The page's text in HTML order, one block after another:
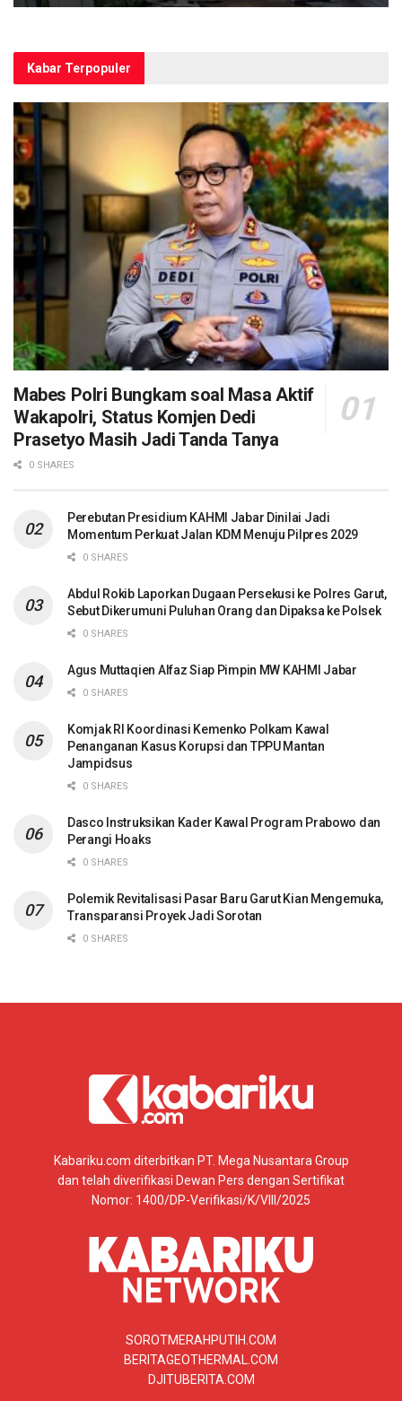
Kabar Terpopuler
Mabes Polri Bungkam soal Masa Aktif
Wakapolri, Status Komjen Dedi
Prasetyo Masih Jadi Tanda Tanya
0 SHARES
Perebutan Presidium KAHMI Jabar Dinilai Jadi
Momentum Perkuat Jalan KDM Menuju Pilpres 2029
0 SHARES
Abdul Rokib Laporkan Dugaan Persekusi ke Polres Garut,
Sebut Dikerumuni Puluhan Orang dan Dipaksa ke Polsek
0 SHARES
Agus Muttaqien Alfaz Siap Pimpin MW KAHMI Jabar
0 SHARES
Komjak RI Koordinasi Kemenko Polkam Kawal
Penanganan Kasus Korupsi dan TPPU Mantan
Jampidsus
0 SHARES
Dasco Instruksikan Kader Kawal Program Prabowo dan
Perangi Hoaks
0 SHARES
Polemik Revitalisasi Pasar Baru Garut Kian Mengemuka,
Transparansi Proyek Jadi Sorotan
0 SHARES
Kabariku.com diterbitkan PT. Mega Nusantara Group
dan telah diverifikasi Dewan Pers dengan Sertifikat
Nomor: 1400/DP-Verifikasi/K/VIII/2025
SOROTMERAHPUTIH.COM
BERITAGEOTHERMAL.COM
DJITUBERITA.COM